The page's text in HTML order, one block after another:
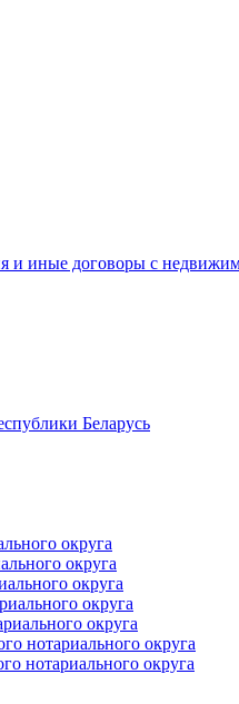
и иные договоры с
Беларусь
округа
округа
округа
округа
округа
нотариального округа
нотариального округа